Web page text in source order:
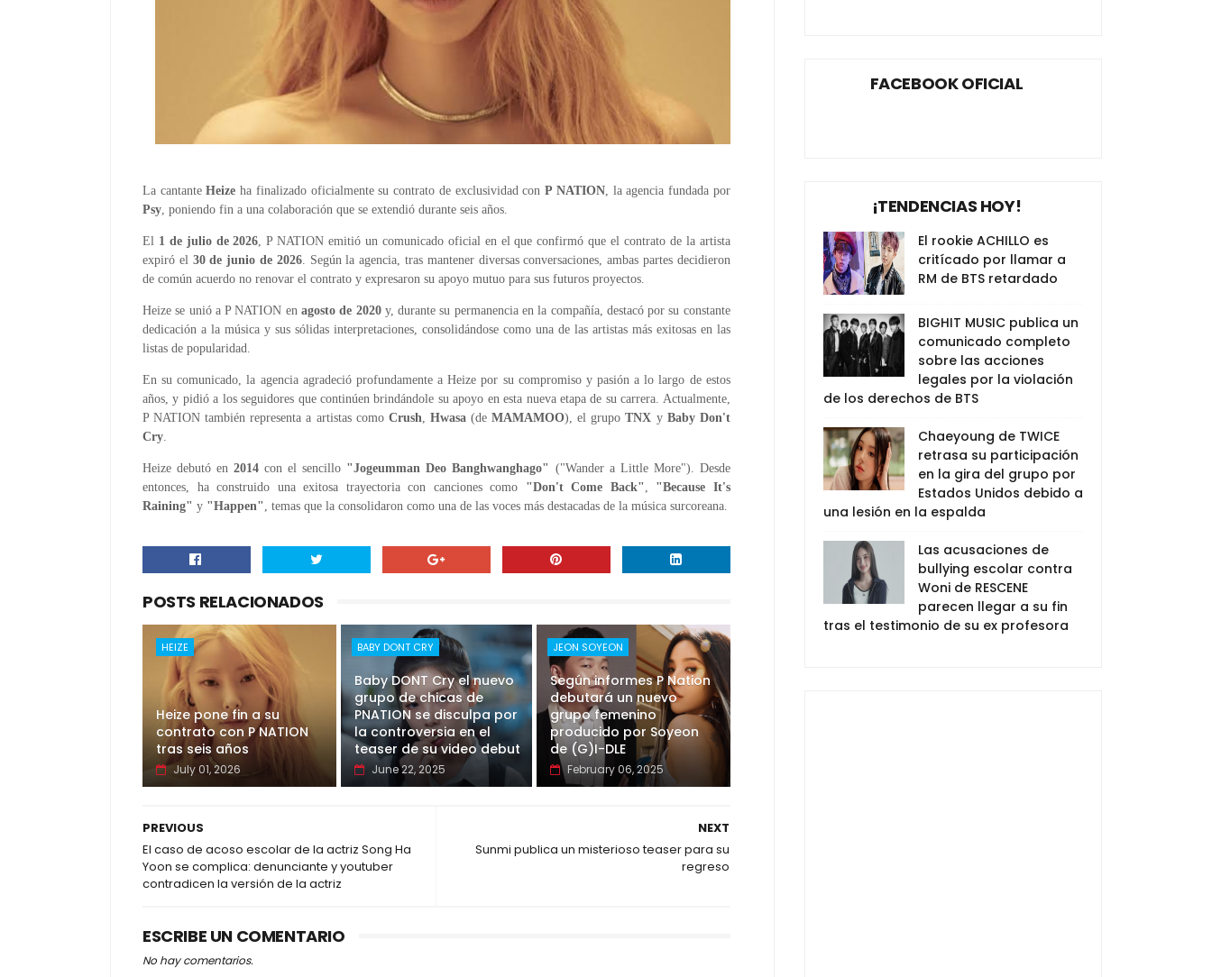
La cantanteHeize ha finalizado oficialmente su contrato de exclusividad conP NATION, la agencia fundada por
Psy , poniendo fin a una colaboración que se extendió durante seis años.
El 1 de julio de 2026 , P NATION emitió un comunicado oficial en el que confirmó que el contrato de la artista
expiró el 30 de junio de 2026. Según la agencia, tras mantener diversas conversaciones, ambas partes decidieron
de común acuerdo no renovar el contrato y expresaron su apoyo mutuo para sus futuros proyectos.
Heize se unió a P NATION en agosto de 2020y, durante su permanencia en la compañía, destacó por su constante
dedicación a la música y sus sólidas interpretaciones, consolidándose como una de las artistas más exitosas en las
listas de popularidad.
En su comunicado, la agencia agradeció profundamente a Heize por su compromiso y pasión a lo largo de estos
años, y pidió a los seguidores que continúen brindándole su apoyo en esta nueva etapa de su carrera. Actualmente,
P NATION también representa a artistas como Crush Hwasa (deMAMAMOO), el grupoTNX y Baby Don't
Cry
Heize debutó en2014 con el sencillo "Jogeumman Deo Banghwanghago" ("Wander a Little More"). Desde
entonces, ha construido una exitosa trayectoria con canciones como "Don't Come Back"
"Because It's
Raining" y "Happen" , temas que la consolidaron como una de las voces más destacadas de la música surcoreana.
POSTS RELACIONADOS
HEIZE
Heize pone fin a su
contrato con P NATION
tras seis años
July 01, 2026
BABY DONT CRY
Baby DONT Cry el nuevo
grupo de chicas de
PNATION se disculpa por
la controversia en el
teaser de su video debut
June 22, 2025
JEON SOYEON
Según informes P Nation
debutará un nuevo
grupo femenino
producido por Soyeon
de (G)I-DLE
February 06, 2025
NEXT
Sunmi publica un misterioso teaser para su
regreso
PREVIOUS
El caso de acoso escolar de la actriz Song Ha
Yoon se complica: denunciante y youtuber
contradicen la versión de la actriz
ESCRIBE UN COMENTARIO
No hay comentarios.
FACEBOOK OFICIAL
¡TENDENCIAS HOY!
El rookie ACHILLO es
critícado por llamar a
RM de BTS retardado
BIGHIT MUSIC publica un
comunicado completo
sobre las acciones
legales por la violación
de los derechos de BTS
Chaeyoung de TWICE
retrasa su participación
en la gira del grupo por
Estados Unidos debido a
una lesión en la espalda
Las acusaciones de
bullying escolar contra
Woni de RESCENE
parecen llegar a su fin
tras el testimonio de su ex profesora